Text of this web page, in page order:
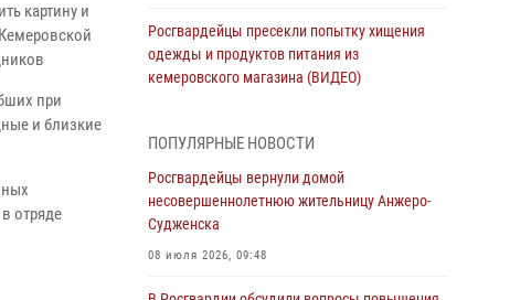
картину и
при
и близкие
отряде
Росгвардейцы пресекли попытку хищения
одежды и продуктов питания из
кемеровского магазина (ВИДЕО)
В Кузбассе стартовал чемпионат Сибирского
ордена Жукова округа Росгвардии по
служебно-боевой стрельбе
05 августа 2026, 10:53
ПОПУЛЯРНЫЕ НОВОСТИ
Росгвардейцы вернули домой
несовершеннолетнюю жительницу Анжеро-
Судженска
08 июля 2026, 09:48